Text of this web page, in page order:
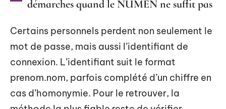
démarches quand le NUMEN ne suffit pas
Certains personnels perdent non seulement le
mot de passe, mais aussi l’identifiant de
connexion. L’identifiant suit le format
prenom.nom, parfois complété d’un chiffre en
cas d’homonymie. Pour le retrouver, la